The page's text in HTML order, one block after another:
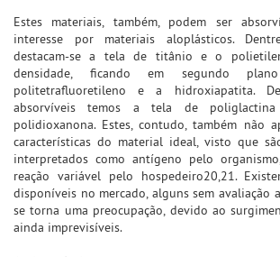
Estes materiais, também, podem ser
interesse por materiais aloplásticos.
destacam-se a tela de titânio e o
densidade, ficando em segundo
politetrafluoretileno e a hidroxiapatita.
absorvíveis temos a tela de
polidioxanona. Estes, contudo, também não
características do material ideal, visto que
interpretados como antígeno pelo
reação variável pelo hospedeiro20,21.
disponíveis no mercado, alguns sem avaliação
se torna uma preocupação, devido ao
ainda imprevisíveis.